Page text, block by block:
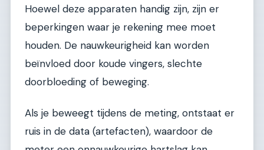
Hoewel deze apparaten handig zijn, zijn er
beperkingen waar je rekening mee moet
houden. De nauwkeurigheid kan worden
beïnvloed door koude vingers, slechte
doorbloeding of beweging.
Als je beweegt tijdens de meting, ontstaat er
ruis in de data (artefacten), waardoor de